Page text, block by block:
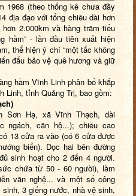
1968 (theo thống kê chưa đầy
địa đạo với tổng chiều dài hơn
2.000km và hàng trăm tiểu
hầm” - lần đầu tiên xuất hiện
thể hiện ý chí “một tấc không
đấu bảo vệ quê hương và giữ
hầm Vĩnh Linh phân bố khắp
Linh, tỉnh Quảng Trị, bao gồm:
Sơn Hạ, xã Vĩnh Thạch, dài
ngách, căn hộ...); chiều cao
13 cửa ra vào (có 6 cửa được
biển). Dọc hai bên đường
sinh hoạt cho 2 đến 4 người.
chứa từ 50 - 60 người), làm
văn nghệ... và một số công
3 giếng nước, nhà vệ sinh,